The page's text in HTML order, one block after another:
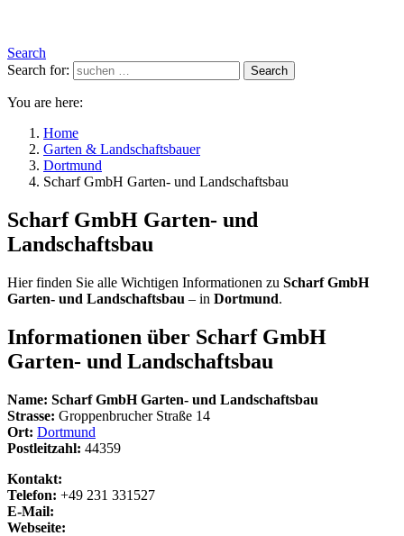
Search
Search for:
Search
You are here:
Home
Garten & Landschaftsbauer
Dortmund
Scharf GmbH Garten- und Landschaftsbau
Scharf GmbH Garten- und
Landschaftsbau
Hier finden Sie alle Wichtigen Informationen zu Scharf GmbH
Garten- und Landschaftsbau – in Dortmund.
Informationen über Scharf GmbH
Garten- und Landschaftsbau
Name: Scharf GmbH Garten- und Landschaftsbau
Strasse: Groppenbrucher Straße 14
Ort: Dortmund
Postleitzahl: 44359
Kontakt:
Telefon: +49 231 331527
E-Mail:
Webseite: